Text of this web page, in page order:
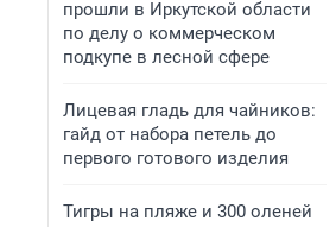
прошли в Иркутской области
по делу о коммерческом
подкупе в лесной сфере
Лицевая гладь для чайников:
гайд от набора петель до
первого готового изделия
Тигры на пляже и 300 оленей